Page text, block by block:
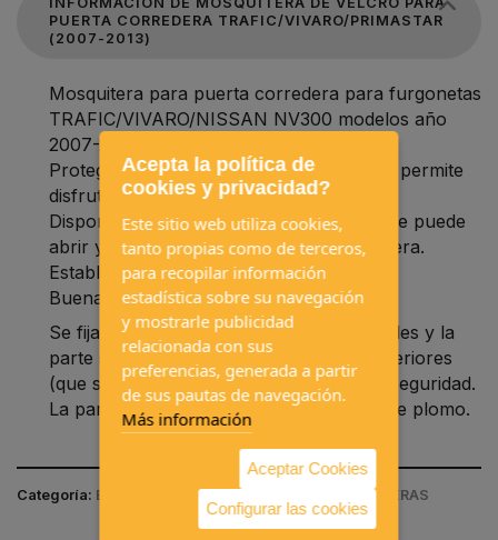
PUERTA CORREDERA TRAFIC/VIVARO/PRIMASTAR
(2007-2013)
Mosquitera para puerta corredera para furgonetas
TRAFIC/VIVARO/NISSAN NV300 modelos año
2007-2013
Protege de insectos al mismo tiempo que permite
disfrutar de las vistas.
Dispone de una cremallera central, que se puede
abrir y cerrar desde adentro y desde afuera.
Estables a los rayos UV.
Buena circulación del aire.
Se fija con cierres de velcro en los laterales y la
parte superior. Los cierres a presión superiores
(que se atornillan) proporcionan mayor seguridad.
La parte inferior está lastrada con cinta de plomo.
Categoría: EQUIPAMIENTOS INTERIORES / MOSQUITERAS
Acepta la política de
cookies y privacidad?
Este sitio web utiliza cookies,
tanto propias como de terceros,
para recopilar información
estadística sobre su navegación
y mostrarle publicidad
relacionada con sus
preferencias, generada a partir
de sus pautas de navegación.
Más información
Aceptar Cookies
Configurar las cookies